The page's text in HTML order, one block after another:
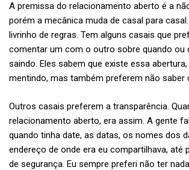
A premissa do relacionamento aberto é a
porém a mecânica muda de casal para
livrinho de regras. Tem alguns casais que
comentar um com o outro sobre quando ou
saindo. Eles sabem que existe essa
mentindo, mas também preferem não saber
Outros casais preferem a transparência.
relacionamento aberto, era assim. A gente
quando tinha date, as datas, os nomes dos
endereço de onde era eu compartilhava, até
de segurança. Eu sempre preferi não ter